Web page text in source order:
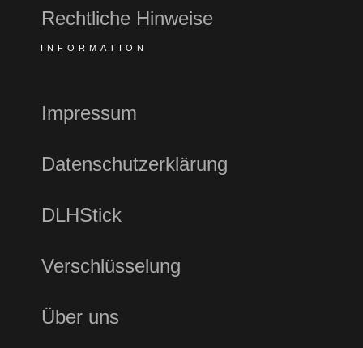
Rechtliche Hinweise
INFORMATION
Impressum
Datenschutzerklärung
DLHStick
Verschlüsselung
Über uns